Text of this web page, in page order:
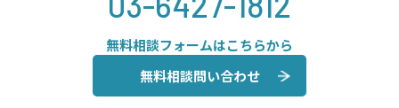
無料相談フォームはこちらから
無料相談問い合わせ